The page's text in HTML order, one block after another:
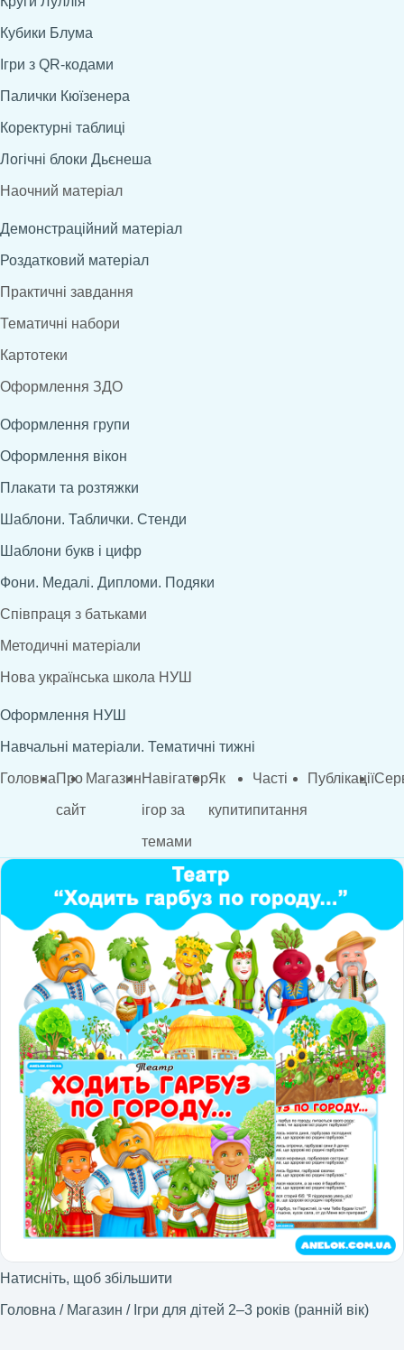
Кубики Блума
Ігри з QR-кодами
Палички Кюїзенера
Коректурні таблиці
Логічні блоки Дьєнеша
Наочний матеріал
Демонстраційний матеріал
Роздатковий матеріал
Практичні завдання
Тематичні набори
Картотеки
Оформлення ЗДО
Оформлення групи
Оформлення вікон
Плакати та розтяжки
Шаблони. Таблички. Стенди
Шаблони букв і цифр
Фони. Медалі. Дипломи. Подяки
Співпраця з батьками
Методичні матеріали
Нова українська школа НУШ
Оформлення НУШ
Навчальні матеріали. Тематичні тижні
ГоловнаПро
сайт
МагазинНавігатор
ігор за
темами
Як
купити
Часті
питання
Публікації
Натисніть, щоб збільшити
Головна / Магазин / Ігри для дітей 2–3 років (ранній вік)